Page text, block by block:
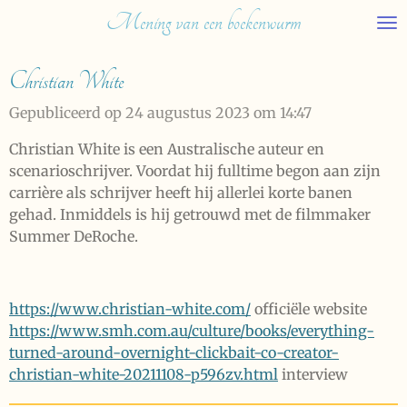
de
hoofdinhoud
Mening van een boekenwurm
Christian White
Gepubliceerd op 24 augustus 2023 om 14:47
Christian White is een Australische auteur en
scenarioschrijver. Voordat hij fulltime begon aan zijn
carrière als schrijver heeft hij allerlei korte banen
gehad. Inmiddels is hij getrouwd met de filmmaker
Summer DeRoche.
https://www.christian-white.com/ officiële website
https://www.smh.com.au/culture/books/everything-
turned-around-overnight-clickbait-co-creator-
christian-white-20211108-p596zv.html interview